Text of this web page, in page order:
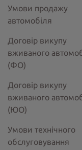
Умови продажу
автомобіля
Договір викупу
вживаного
(ФО)
Договір викупу
вживаного
(ЮО)
Умови технічного
обслуговування